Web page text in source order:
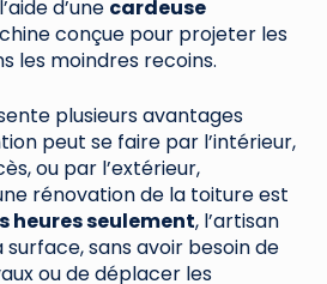
d’une cardeuse
conçue pour projeter les
les moindres recoins.
plusieurs avantages
peut se faire par l’intérieur,
ou par l’extérieur,
rénovation de la toiture est
heures seulement, l’artisan
sans avoir besoin de
ou de déplacer les